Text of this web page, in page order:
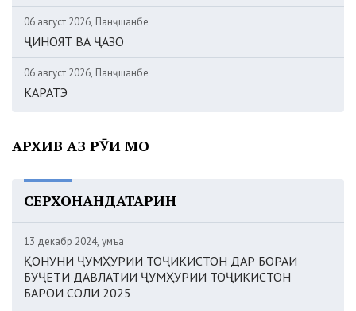
06 август 2026, Панҷшанбе
ҶИНОЯТ ВА ҶАЗО
06 август 2026, Панҷшанбе
КАРАТЭ
АРХИВ АЗ РӮИ МОҲ
СЕРХОНАНДАТАРИН
13 декабр 2024, Ҷумъа
ҚОНУНИ ҶУМҲУРИИ ТОҶИКИСТОН ДАР БОРАИ
БУҶЕТИ ДАВЛАТИИ ҶУМҲУРИИ ТОҶИКИСТОН
БАРОИ СОЛИ 2025